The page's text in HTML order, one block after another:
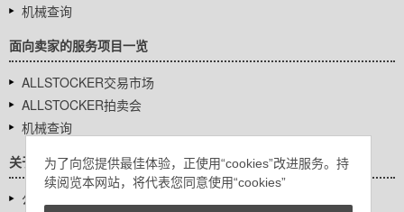
为了向您提供最佳体验，正使用“cookies”改进服务。持
续阅览本网站，将代表您同意使用“cookies”
机械查询
面向卖家的服务项目一览
ALLSTOCKER交易市场
ALLSTOCKER拍卖会
机械查询
关于我们
公司基本信息